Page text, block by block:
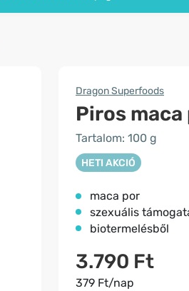
Dragon Superfoods
Piros maca
Tartalom: 100 g
HETI AKCIÓ
maca por
szexuális
biotermelésből
3.790 Ft
379 Ft/nap